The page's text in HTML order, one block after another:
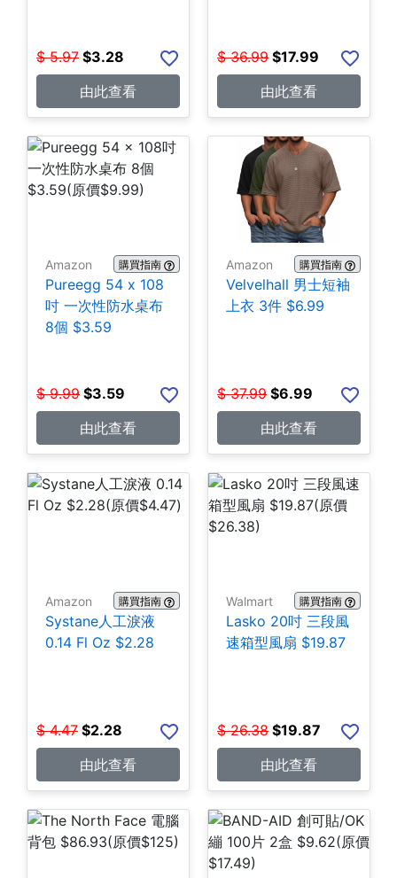
$ 5.97 $3.28
由此查看
$ 36.99 $17.99
由此查看
Amazon 購買指南
Pureegg 54 x 108
吋 一次性防水桌布
8個 $3.59
$ 9.99 $3.59
由此查看
Amazon 購買指南
Velvelhall 男士短袖
上衣 3件 $6.99
$ 37.99 $6.99
由此查看
Amazon 購買指南
Systane人工淚液
0.14 Fl Oz $2.28
$ 4.47 $2.28
由此查看
Walmart 購買指南
Lasko 20吋 三段風
速箱型風扇 $19.87
$ 26.38 $19.87
由此查看